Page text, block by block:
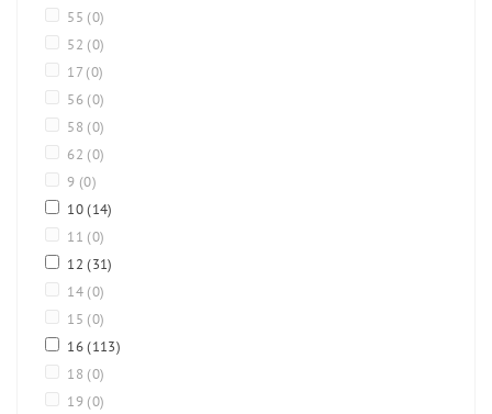
55 (0)
52 (0)
17 (0)
56 (0)
58 (0)
62 (0)
9 (0)
10(14)
11 (0)
12(31)
14 (0)
15 (0)
16(113)
18 (0)
19 (0)